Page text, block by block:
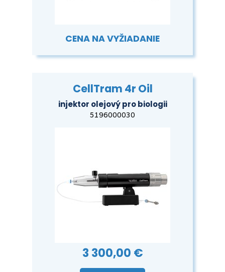
CENA NA VYŽIADANIE
CellTram 4r Oil
injektor olejový pro biologii
5196000030
3 300,00 €